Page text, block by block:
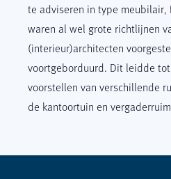
te adviseren in type
waren al wel grote richtlijnen
(interieur)architecten
voortgeborduurd. Dit leidde
voorstellen van verschillende
de kantoortuin en